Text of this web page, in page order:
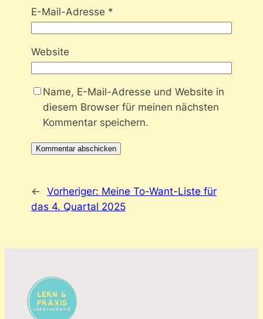
E-Mail-Adresse *
Website
Name, E-Mail-Adresse und Website in
diesem Browser für meinen nächsten
Kommentar speichern.
← Vorheriger: Meine To-Want-Liste für
das 4. Quartal 2025